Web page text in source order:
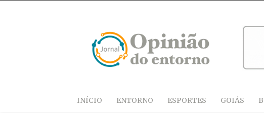
INÍCIO ENTORNO ESPORTES GOIÁS